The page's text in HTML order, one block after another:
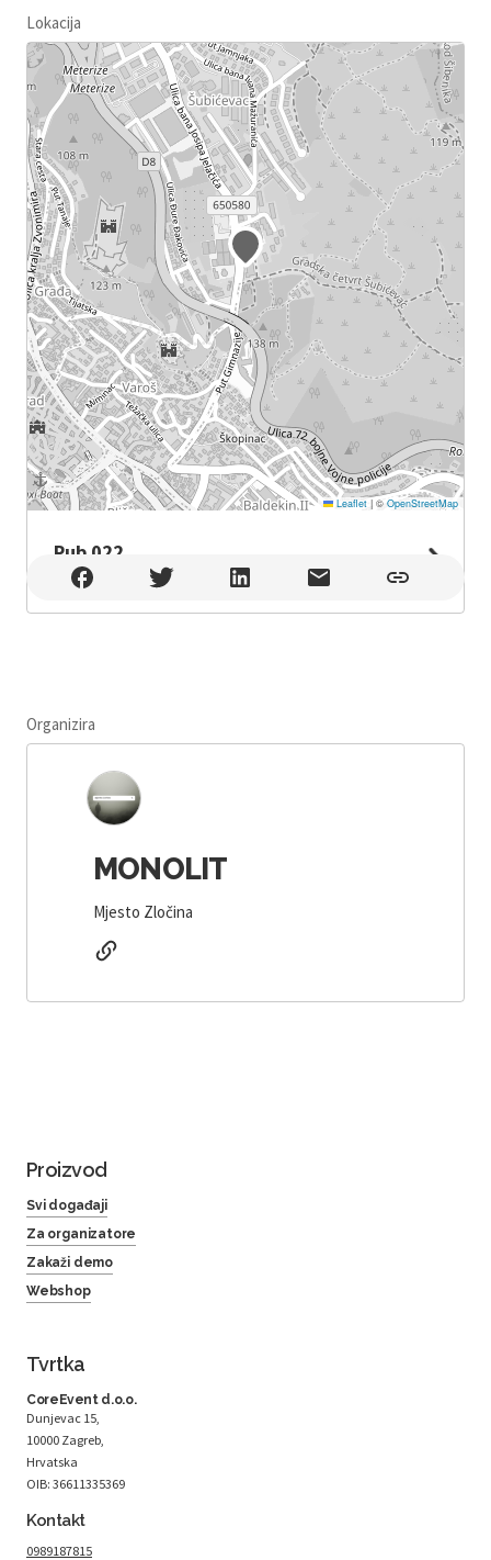
Lokacija
Leaflet |© OpenStreetMap
Pub 022
Pub 022 , Šibenik
Organizira
MONOLIT
Mjesto Zločina
Proizvod
Svi događaji
Za organizatore
Zakaži demo
Webshop
Tvrtka
CoreEvent d.o.o.
Dunjevac 15,
10000 Zagreb,
Hrvatska
OIB: 36611335369
Kontakt
0989187815